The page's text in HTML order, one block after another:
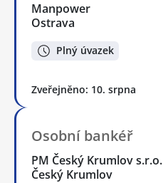
Manpower
Ostrava
Plný úvazek
Zveřejněno: 10. srpna
Osobní bankéř
PM Český Krumlov s.r.o.
Český Krumlov